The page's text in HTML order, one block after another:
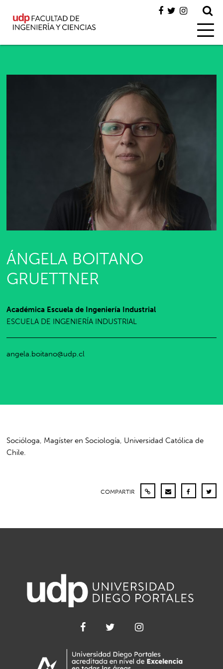
ÁNGELA BOITANO
GRUETTNER
Académica Escuela de Ingeniería Industrial
ESCUELA DE INGENIERÍA INDUSTRIAL
angela.boitano@udp.cl
Socióloga, Magíster en Sociología, Universidad Católica de
Chile.
COMPARTIR